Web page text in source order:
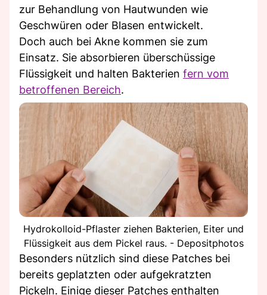
zur Behandlung von Hautwunden wie
Geschwüren oder Blasen entwickelt.
Doch auch bei Akne kommen sie zum
Einsatz. Sie absorbieren überschüssige
Flüssigkeit und halten Bakterien fern vom
betroffenen Bereich.
Hydrokolloid-Pflaster ziehen Bakterien, Eiter und
Flüssigkeit aus dem Pickel raus. - Depositphotos
Besonders nützlich sind diese Patches bei
bereits geplatzten oder aufgekratzten
Pickeln. Einige dieser Patches enthalten